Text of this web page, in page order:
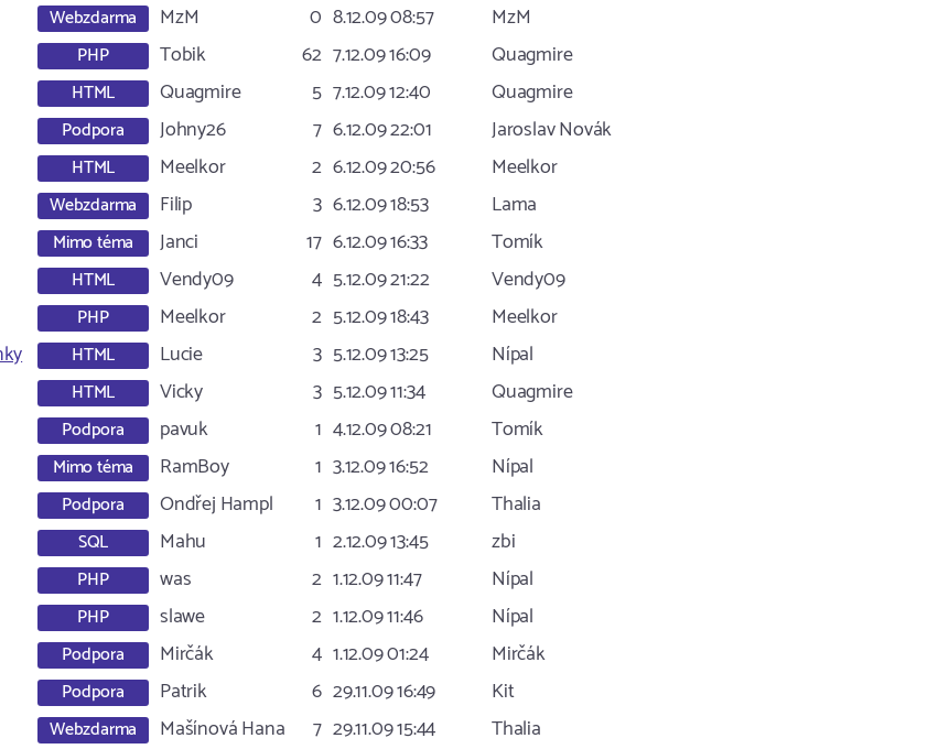
Webzdarma MzM 0 8.12.09 08:57
MzM
PHP Tobik 62 7.12.09 16:09
Quagmire
HTML Quagmire 5 7.12.09 12:40
Quagmire
Podpora Johny26 7 6.12.09 22:01
Jaroslav Novák
HTML Meelkor 2 6.12.09 20:56
Meelkor
Webzdarma Filip 3 6.12.09 18:53
Lama
Mimo téma Janci 17 6.12.09 16:33
Tomík
HTML Vendy09 4 5.12.09 21:22
Vendy09
PHP Meelkor 2 5.12.09 18:43
Meelkor
HTML Lucie 3 5.12.09 13:25
Nípal
HTML Vicky 3 5.12.09 11:34
Quagmire
Podpora pavuk 1 4.12.09 08:21
Tomík
Mimo téma RamBoy 1 3.12.09 16:52
Nípal
Podpora Ondřej Hampl 1 3.12.09 00:07
Thalia
SQL Mahu 1 2.12.09 13:45
zbi
PHP was 2 1.12.09 11:47
Nípal
PHP slawe 2 1.12.09 11:46
Nípal
Podpora Mirčák 4 1.12.09 01:24
Mirčák
Podpora Patrik 6 29.11.09 16:49
Kit
Webzdarma Mašínová Hana 7 29.11.09 15:44
Thalia